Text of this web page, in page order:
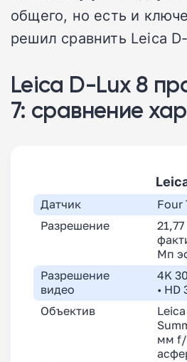
общего, но есть и
решил сравнить Leica
Leica D-Lux 8
7: сравнение
Датчик Four
Разрешение
Мп
Разрешение
видео
4K
• HD
Объектив
мм f/